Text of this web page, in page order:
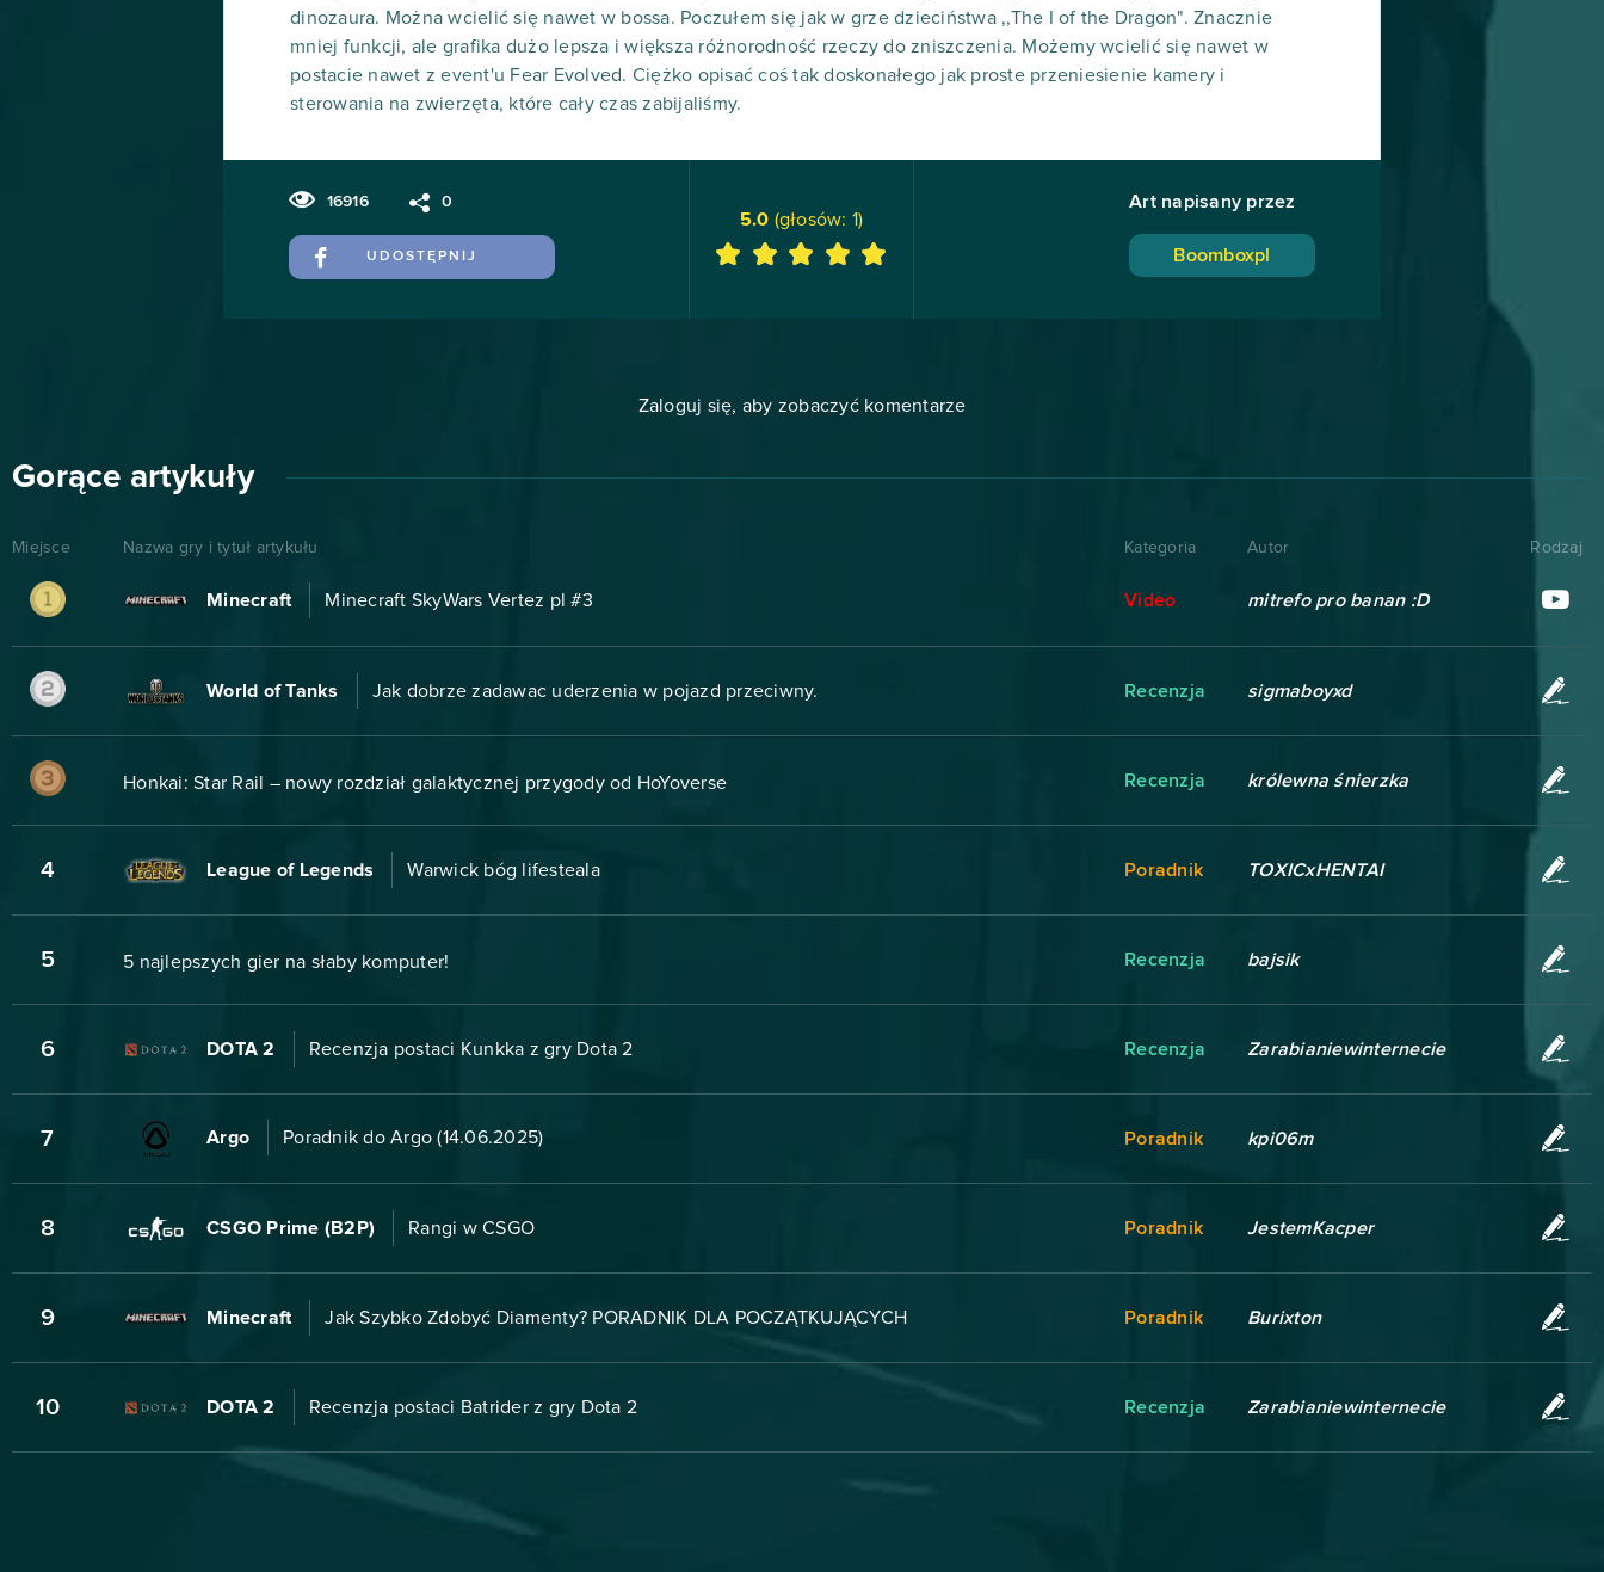
dinozaura. Można wcielić się nawet w bossa. Poczułem się jak w grze dzieciństwa ,,The I of the Dragon". Znacznie
mniej funkcji, ale grafika dużo lepsza i większa różnorodność rzeczy do zniszczenia. Możemy wcielić się nawet w
postacie nawet z event'u Fear Evolved. Ciężko opisać coś tak doskonałego jak proste przeniesienie kamery i
sterowania na zwierzęta, które cały czas zabijaliśmy.
16916 0
UDOSTĘPNIJ
5.0 (głosów: 1)
Art napisany przez
Boomboxpl
Zaloguj się, aby zobaczyć komentarze
Gorące artykuły
Miejsce Nazwa gry i tytuł artykułu Kategoria Autor Rodzaj
Minecraft Minecraft SkyWars Vertez pl #3 Video mitrefo pro banan :D
World of Tanks Jak dobrze zadawac uderzenia w pojazd przeciwny. Recenzja sigmaboyxd
Honkai: Star Rail – nowy rozdział galaktycznej przygody od HoYoverse Recenzja królewna śnierzka
4 League of Legends Warwick bóg lifesteala Poradnik TOXICxHENTAI
5 5 najlepszych gier na słaby komputer! Recenzja bajsik
6 DOTA 2 Recenzja postaci Kunkka z gry Dota 2 Recenzja Zarabianiewinternecie
7 Argo Poradnik do Argo (14.06.2025) Poradnik kpi06m
8 CSGO Prime (B2P) Rangi w CSGO Poradnik JestemKacper
9 Minecraft Jak Szybko Zdobyć Diamenty? PORADNIK DLA POCZĄTKUJĄCYCH Poradnik Burixton
10 DOTA 2 Recenzja postaci Batrider z gry Dota 2 Recenzja Zarabianiewinternecie